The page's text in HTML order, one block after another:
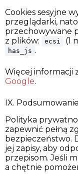
Cookies sesyjne
przeglądarki,
przechowywane
z plików:
ecsi (1
has_js .
Więcej informacji
Google.
IX. Podsumowanie
Polityka
zapewnić pełną
bezpieczeństwo.
jej zapisy, aby
przepisom. Jeśli
a chętnie